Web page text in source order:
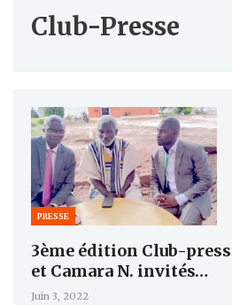
Club-Presse
PRESSE
3ème édition Club-
et Camara N. invités…
Juin 3, 2022